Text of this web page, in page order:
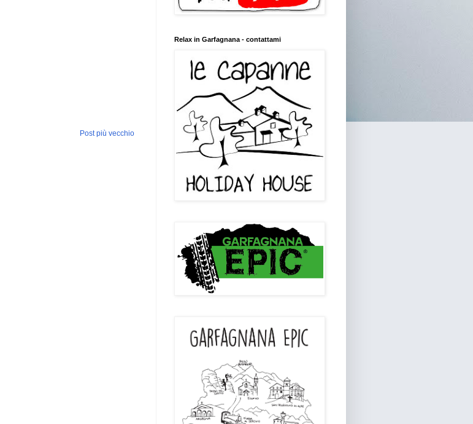
Post più vecchio
Relax in Garfagnana - contattami